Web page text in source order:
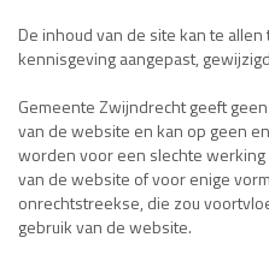
De inhoud van de site kan te
kennisgeving aangepast,
Gemeente Zwijndrecht geeft
van de website en kan op geen
worden voor een slechte
van de website of voor enige
onrechtstreekse, die zou
gebruik van de website.